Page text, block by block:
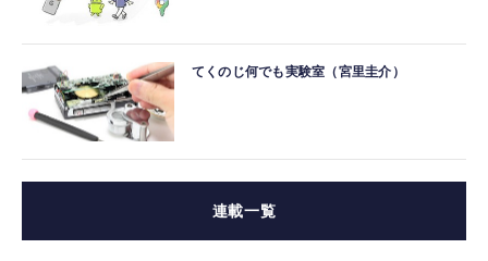
てくのじ何でも実験室（宮里圭介）
連載一覧